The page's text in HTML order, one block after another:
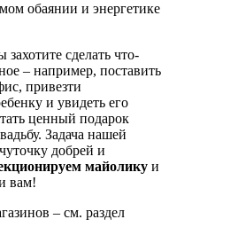
обаянии и энергетике
захотите сделать что-
– например, поставить
привезти
и увидеть его
ценный подарок
Задача нашей
добрей и
майолику и
вам!
– см. раздел